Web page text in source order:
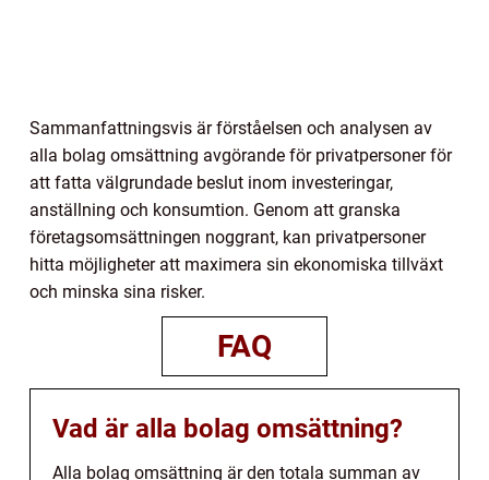
Sammanfattningsvis är förståelsen och analysen av
alla bolag omsättning avgörande för privatpersoner för
att fatta välgrundade beslut inom investeringar,
anställning och konsumtion. Genom att granska
företagsomsättningen noggrant, kan privatpersoner
hitta möjligheter att maximera sin ekonomiska tillväxt
och minska sina risker.
FAQ
Vad är alla bolag omsättning?
Alla bolag omsättning är den totala summan av